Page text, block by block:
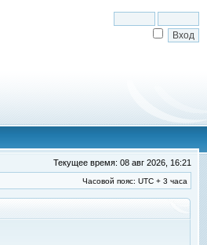
Текущее время: 08 авг 2026, 16:21
Часовой пояс: UTC + 3 часа